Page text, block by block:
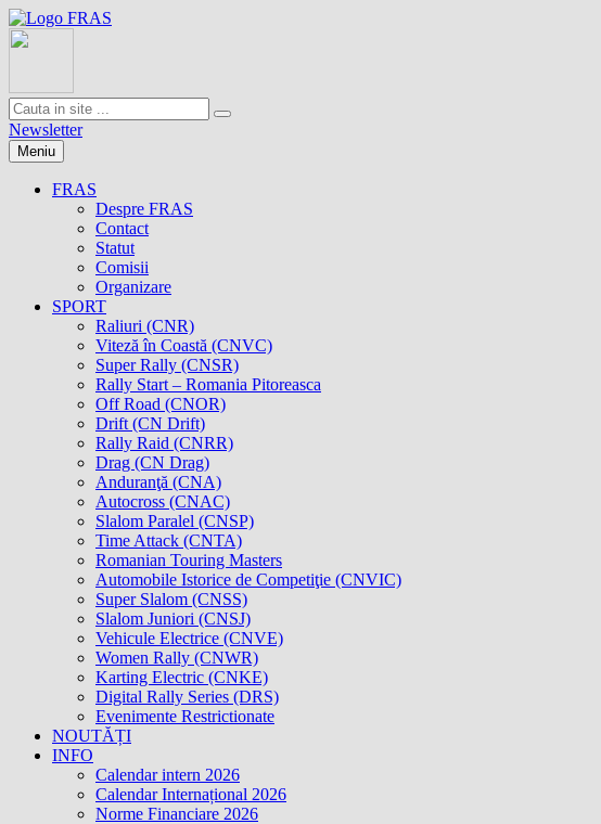
Newsletter
Meniu
FRAS
Despre FRAS
Contact
Statut
Comisii
Organizare
SPORT
Raliuri (CNR)
Viteză în Coastă (CNVC)
Super Rally (CNSR)
Rally Start – Romania Pitoreasca
Off Road (CNOR)
Drift (CN Drift)
Rally Raid (CNRR)
Drag (CN Drag)
Anduranţă (CNA)
Autocross (CNAC)
Slalom Paralel (CNSP)
Time Attack (CNTA)
Romanian Touring Masters
Automobile Istorice de Competiţie (CNVIC)
Super Slalom (CNSS)
Slalom Juniori (CNSJ)
Vehicule Electrice (CNVE)
Women Rally (CNWR)
Karting Electric (CNKE)
Digital Rally Series (DRS)
Evenimente Restrictionate
NOUTĂȚI
INFO
Calendar intern 2026
Calendar Internațional 2026
Norme Financiare 2026